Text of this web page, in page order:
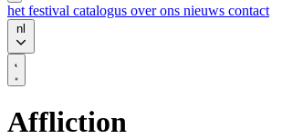
het festival catalogus over ons nieuws contact
nl
Affliction